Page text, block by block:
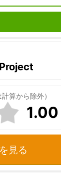
算から除外）
1.00
見る